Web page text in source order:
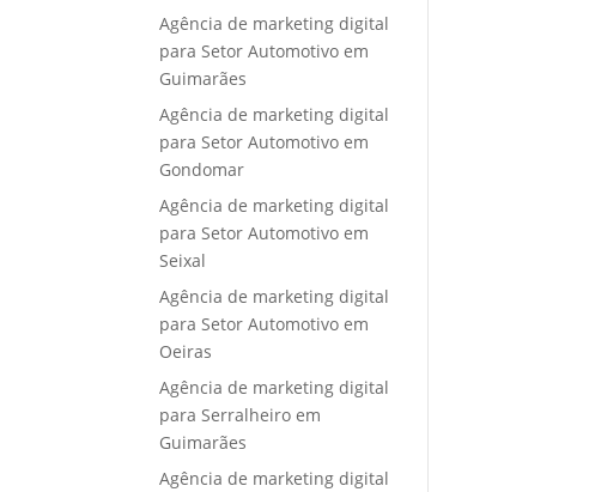
Agência de marketing digital
para Setor Automotivo em
Guimarães
Agência de marketing digital
para Setor Automotivo em
Gondomar
Agência de marketing digital
para Setor Automotivo em
Seixal
Agência de marketing digital
para Setor Automotivo em
Oeiras
Agência de marketing digital
para Serralheiro em
Guimarães
Agência de marketing digital